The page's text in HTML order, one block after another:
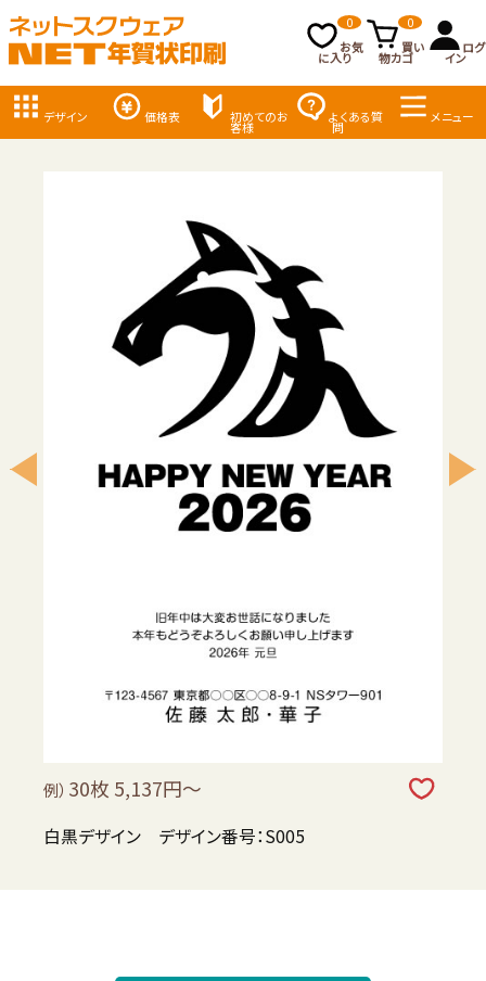
お気
に入り
0
買い
物カゴ
0
ログ
イン
デザイン 価格表 初めてのお
客様
よくある質
問
メニュー
例） 30枚 5,137円～
白黒デザイン デザイン番号：S005